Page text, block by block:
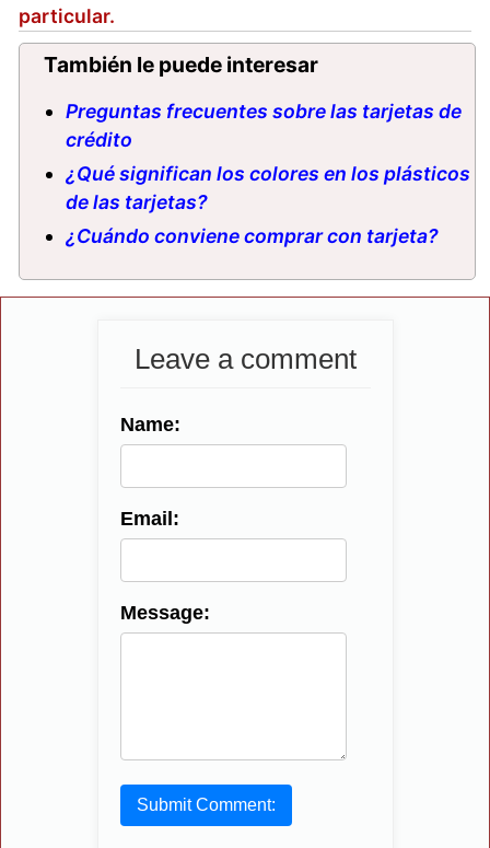
particular.
También le puede interesar
Preguntas frecuentes sobre las tarjetas de
crédito
¿Qué significan los colores en los plásticos
de las tarjetas?
¿Cuándo conviene comprar con tarjeta?
Leave a comment
Name:
Email:
Message:
Submit Comment: